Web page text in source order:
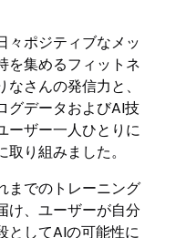
々ポジティブなメッ
を集めるフィットネ
さんの発信力と、
グデータおよびAI技
ーザー一人ひとりに
り組みました。
までのトレーニング
け、ユーザーが自分
としてAIの可能性に